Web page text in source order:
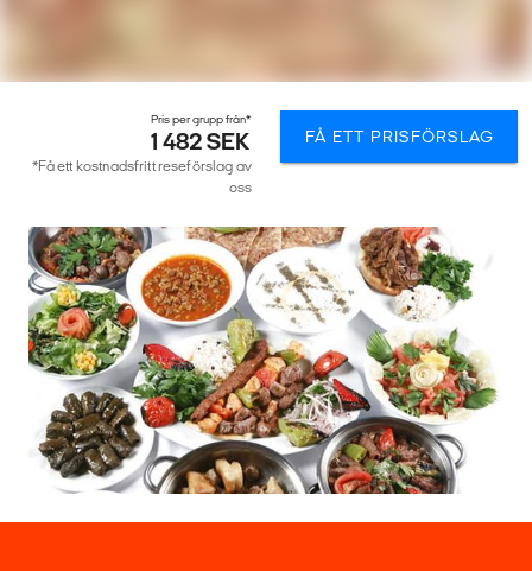
Pris per grupp från*
1 482 SEK
*Få ett kostnadsfritt reseförslag av
oss
FÅ ETT PRISFÖRSLAG